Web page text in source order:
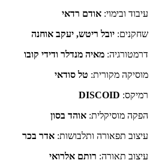
עיבוד ובימוי: אודם רדאי
שחקנים: יובל ריטש, יעקב אוחנה
דרמטורגיה: מאיה מנדלר ודידי קובו
מוסיקה מקורית: טל סודאי
רמיקס: DISCOID
הפקה מוסיקלית: אוהד בסון
עיצוב תפאורה ותלבושות: אדר בכר
עיצוב תאורה: רותם אלרואי